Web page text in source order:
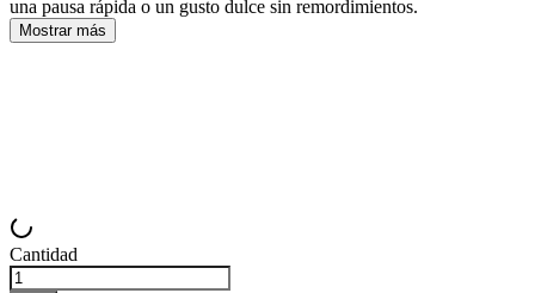
una pausa rápida o un gusto dulce sin remordimientos.
Mostrar más
Cantidad